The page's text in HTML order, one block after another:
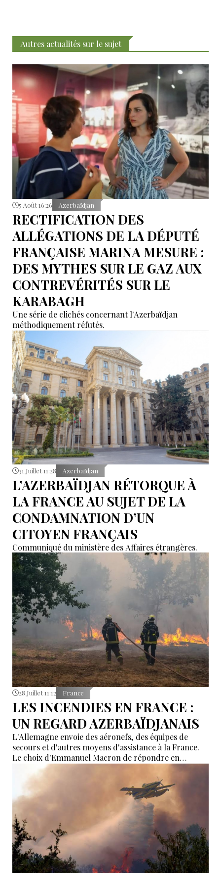
Autres actualités sur le sujet
5 Août 16:26 Azerbaïdjan
RECTIFICATION DES
ALLÉGATIONS DE LA DÉPUTÉ
FRANÇAISE MARINA MESURE :
DES MYTHES SUR LE GAZ AUX
CONTREVÉRITÉS SUR LE
KARABAGH
Une série de clichés concernant l'Azerbaïdjan
méthodiquement réfutés.
31 Juillet 11:28 Azerbaïdjan
L’AZERBAÏDJAN RÉTORQUE À
LA FRANCE AU SUJET DE LA
CONDAMNATION D’UN
CITOYEN FRANÇAIS
Communiqué du ministère des Affaires étrangères.
28 Juillet 11:12 France
LES INCENDIES EN FRANCE :
UN REGARD AZERBAÏDJANAIS
L'Allemagne envoie des aéronefs, des équipes de
secours et d'autres moyens d'assistance à la France.
Le choix d'Emmanuel Macron de répondre en
allemand a eu une portée symbolique.